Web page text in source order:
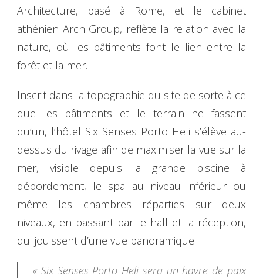
Architecture, basé à Rome, et le cabinet
athénien Arch Group, reflète la relation avec la
nature, où les bâtiments font le lien entre la
forêt et la mer.
Inscrit dans la topographie du site de sorte à ce
que les bâtiments et le terrain ne fassent
qu’un, l’hôtel Six Senses Porto Heli s’élève au-
dessus du rivage afin de maximiser la vue sur la
mer, visible depuis la grande piscine à
débordement, le spa au niveau inférieur ou
même les chambres réparties sur deux
niveaux, en passant par le hall et la réception,
qui jouissent d’une vue panoramique.
« Six Senses Porto Heli sera un havre de paix